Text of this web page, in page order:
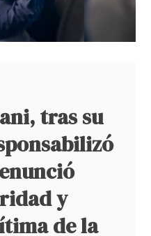
tras su
y
de la